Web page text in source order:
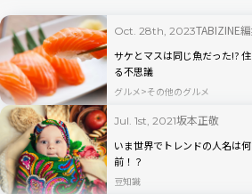
Oct. 28th, 2023TABIZINE
サケとマスは同じ魚だった!?
る不思議
グルメ その他のグルメ
Jul. 1st, 2021坂本正敬
いま世界でトレンドの人名は
前！？
豆知識